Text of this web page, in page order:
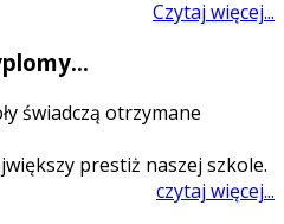
Czytaj więcej...
świadczą otrzymane
prestiż naszej szkole.
czytaj więcej...